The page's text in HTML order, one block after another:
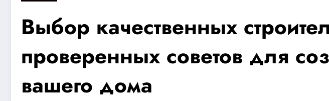
Выбор качественных
проверенных советов для
вашего дома